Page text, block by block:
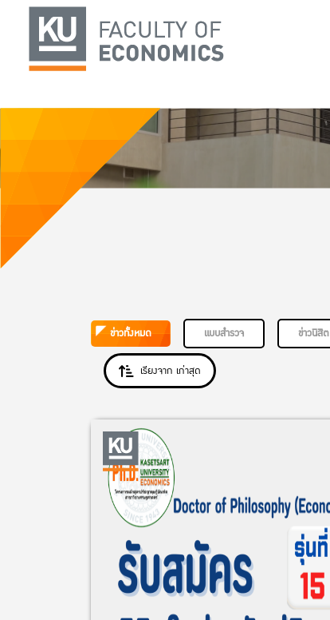
ข่าวทั้งหมด แบบสำรวจ ข่าวนิสิต
เรียงจาก เก่าสุด